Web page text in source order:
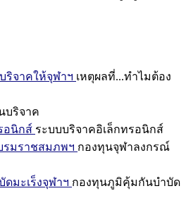
ริจาคให้จุฬาฯ เหตุผลที่...ทำไมต้อง
บริจาค
อนิกส์ ระบบบริจาคอิเล็กทรอนิกส์
รมราชสมภพฯ กองทุนจุฬาลงกรณ์
มะเร็งจุฬาฯ กองทุนภูมิคุ้มกันบำบัด